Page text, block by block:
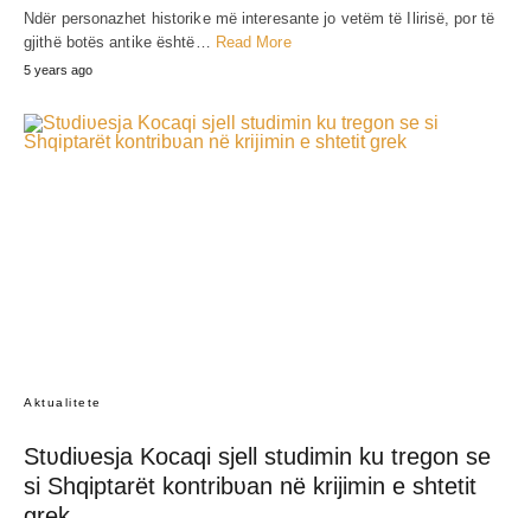
Ndër personazhet historike më interesante jo vetëm të Ilirisë, por të
gjithë botës antike është… Read More
5 years ago
Aktualitete
Stʋdiʋesja Kocaqi sjell studimin ku tregon se
si Shqiptarët kontribʋan në krijimin e shtetit